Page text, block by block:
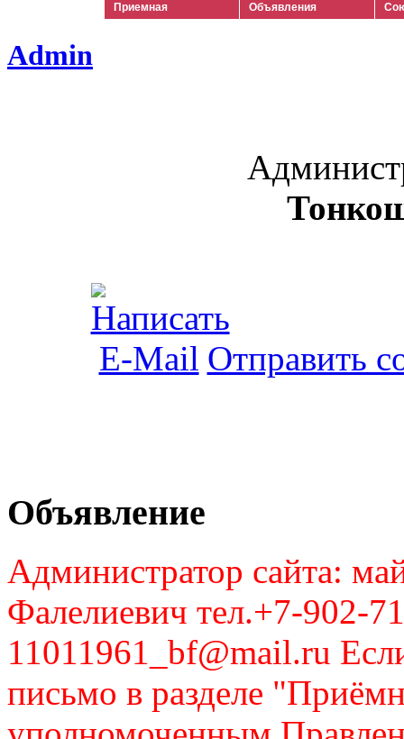
Приемная
Объявления
Admin
Отправить
Объявление
Администратор сайта:
Фалелиевич тел.+7-902-
11011961_bf@mail.ru
письмо в разделе